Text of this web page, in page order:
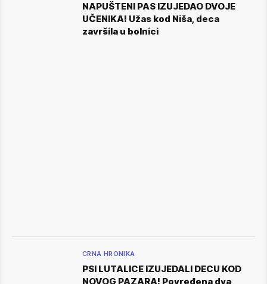
NAPUŠTENI PAS IZUJEDAO DVOJE
UČENIKA! Užas kod Niša, deca
završila u bolnici
CRNA HRONIKA
PSI LUTALICE IZUJEDALI DECU KOD
NOVOG PAZARA! Povređena dva